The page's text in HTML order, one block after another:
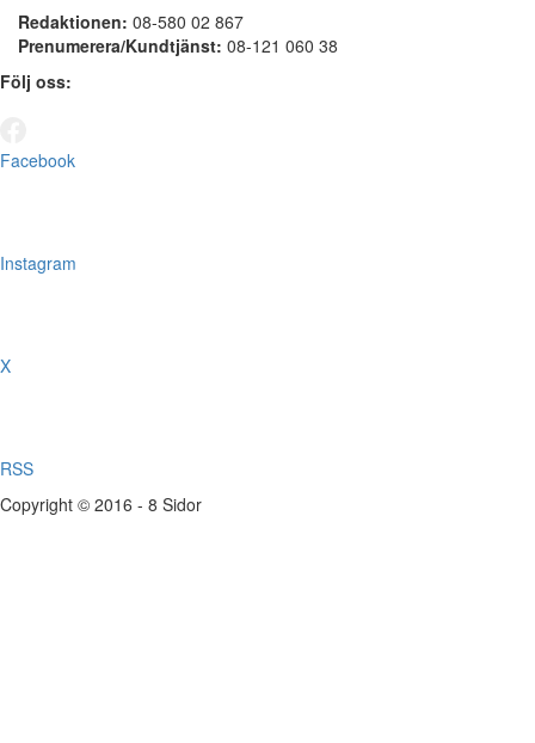
Redaktionen: 08-580 02 867
Prenumerera/Kundtjänst: 08-121 060 38
Följ oss:
Facebook
Instagram
X
RSS
Copyright © 2016 - 8 Sidor